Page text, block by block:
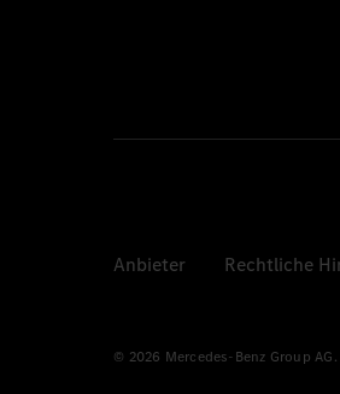
Anbieter Rechtliche
© 2026 Mercedes-Benz Group